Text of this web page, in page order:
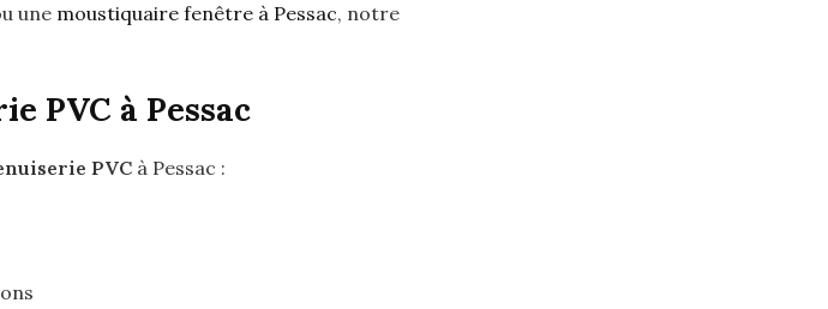
une moustiquaire fenêtre à Pessac, notre
PVC à Pessac
PVC à Pessac :